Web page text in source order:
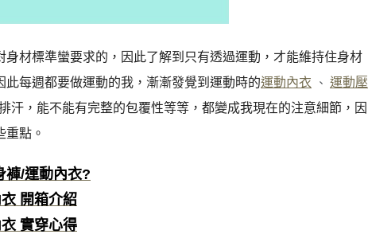
材標準蠻要求的，因此了解到只有透過運動，才能維持住身材
每週都要做運動的我，漸漸發覺到運動時的運動內衣 、 運動壓
汗，能不能有完整的包覆性等等，都變成我現在的注意細節，因
重點。
褲/運動內衣?
開箱介紹
實穿心得